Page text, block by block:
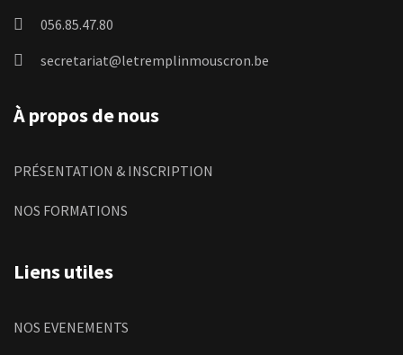
056.85.47.80
secretariat@letremplinmouscron.be
À propos de nous
PRÉSENTATION & INSCRIPTION
NOS FORMATIONS
Liens utiles
NOS EVENEMENTS